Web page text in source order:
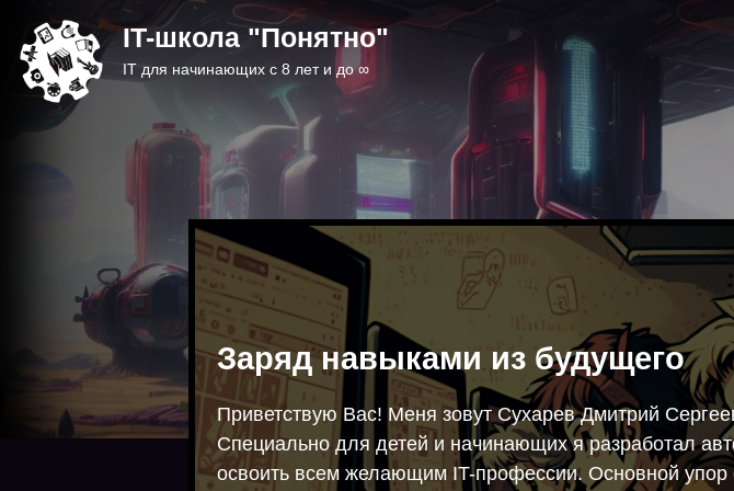
IT-школа "Понятно"
IT для начинающих c 8 лет и до ∞
Заряд навыками из будущего
Приветствую Вас! Меня зовут Сухарев Дмитрий
Специально для детей и начинающих я разработал
освоить всем желающим IT-профессии. Основной